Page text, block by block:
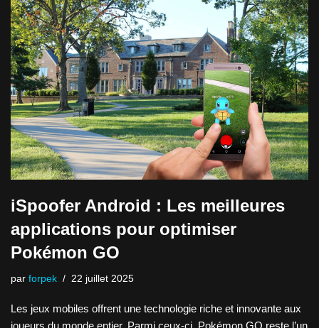
iSpoofer Android : Les meilleures
applications pour optimiser
Pokémon GO
par forpek 22 juillet 2025
Les jeux mobiles offrent une technologie riche et innovante aux
joueurs du monde entier. Parmi ceux-ci, Pokémon GO reste l’un